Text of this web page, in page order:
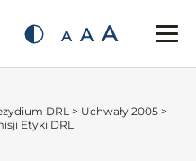
A A A
DRL > Uchwały 2005 >
Etyki DRL